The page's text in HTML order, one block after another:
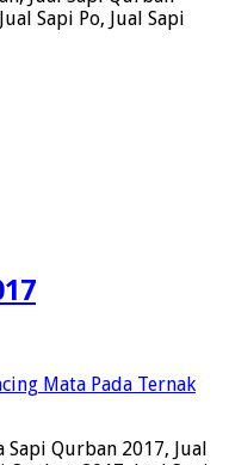
Sapi Po, Jual Sapi
Qurban 2017, Jual